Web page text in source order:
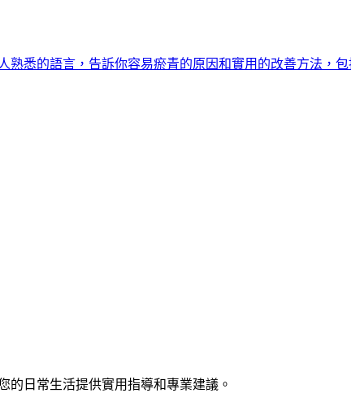
悉的語言，告訴你容易瘀青的原因和實用的改善方法，
的日常生活提供實用指導和專業建議。